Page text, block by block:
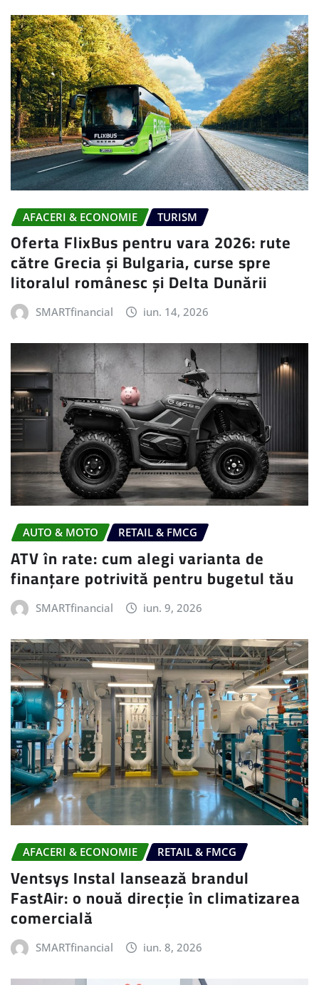
AFACERI & ECONOMIE TURISM
Oferta FlixBus pentru vara 2026: rute
către Grecia și Bulgaria, curse spre
litoralul românesc și Delta Dunării
SMARTfinancial iun. 14, 2026
AUTO & MOTO RETAIL & FMCG
ATV în rate: cum alegi varianta de
finanțare potrivită pentru bugetul tău
SMARTfinancial iun. 9, 2026
AFACERI & ECONOMIE RETAIL & FMCG
Ventsys Instal lansează brandul
FastAir: o nouă direcție în climatizarea
comercială
SMARTfinancial iun. 8, 2026